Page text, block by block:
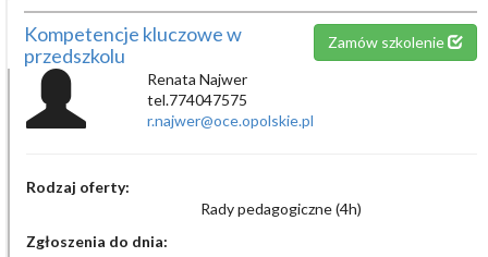
Kompetencje kluczowe w
przedszkolu
Zamów szkolenie
Renata Najwer
tel.774047575
r.najwer@oce.opolskie.pl
Rodzaj oferty:
Rady pedagogiczne (4h)
Zgłoszenia do dnia: